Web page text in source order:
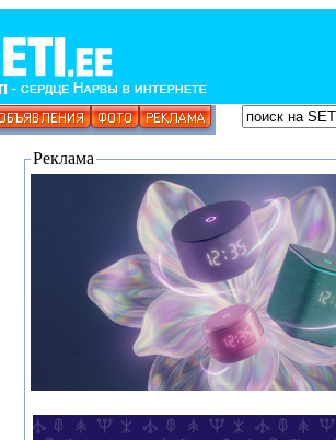
Реклама